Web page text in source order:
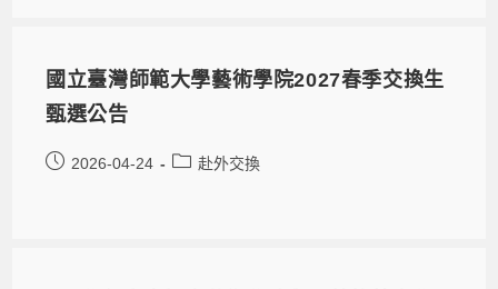
國立臺灣師範大學藝術學院2027春季交換生
甄選公告
2026-04-24 赴外交換